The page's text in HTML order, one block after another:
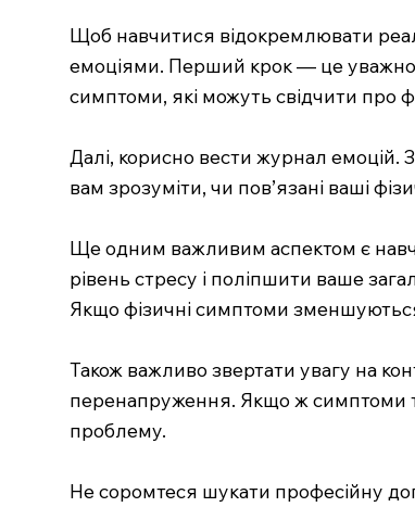
Щоб навчитися відокремлювати
емоціями. Перший крок — це уважно
симптоми, які можуть свідчити про
Далі, корисно вести журнал емоцій.
вам зрозуміти, чи пов’язані ваші
Ще одним важливим аспектом є
рівень стресу і поліпшити ваше
Якщо фізичні симптоми
Також важливо звертати увагу на
перенапруження. Якщо ж симптоми
проблему.
Не соромтеся шукати професійну